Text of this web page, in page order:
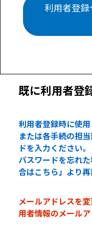
利用者登
既に利用者登
利用者登録時に使用
または各手続の担
ドを入力ください。
パスワードを忘れ
合はこちら」より再
メールアドレスを
用者情報のメールア